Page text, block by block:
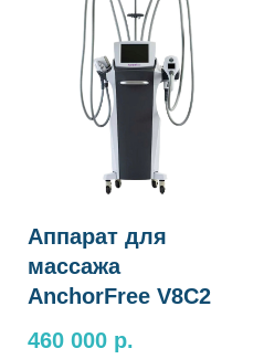
Аппарат для
массажа
AnchorFree V8C2
460 000 р.